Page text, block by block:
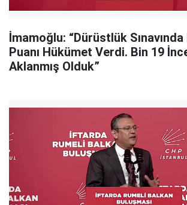
İmamoğlu: “Dürüstlük
Puanı Hükümet Verdi. Bin 19
Aklanmış Olduk”